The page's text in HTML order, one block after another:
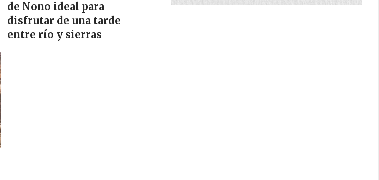
de Nono ideal para
disfrutar de una tarde
entre río y sierras